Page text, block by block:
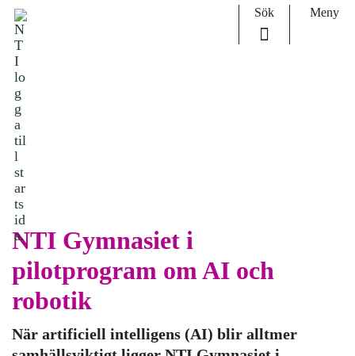
Huvudnavigation Sök Meny
NTI Gymnasiet i pilotprogram om AI och robotik
NTI Gymnasiet i
pilotprogram om AI och
robotik
När artificiell intelligens (AI) blir alltmer